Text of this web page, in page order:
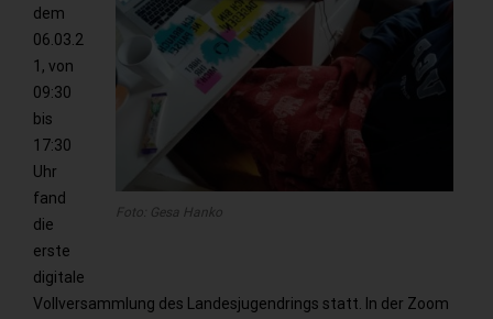
Foto: Gesa Hanko
dem
06.03.2
1, von
09:30
bis
17:30
Uhr
fand
die
erste
digitale
Vollversammlung des Landesjugendrings statt. In der Zoom